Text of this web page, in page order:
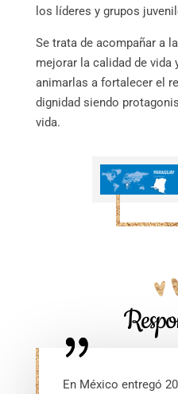
los líderes y grupos
Se trata de acompañar a
mejorar la calidad de vida
animarlas a fortalecer el
dignidad siendo
vida.
En México entregó